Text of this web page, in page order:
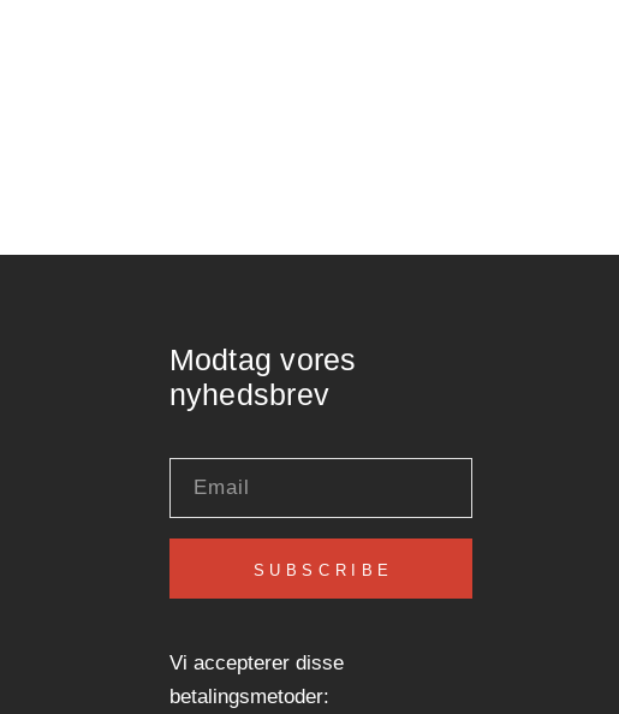
Modtag vores
nyhedsbrev
SUBSCRIBE
Vi accepterer disse
betalingsmetoder: